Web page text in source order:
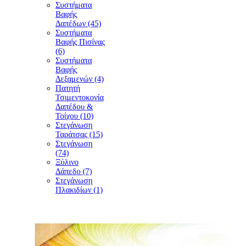
Συστήματα
Βαφής
Δαπέδων (45)
Συστήματα
Βαφής Πισίνας
(6)
Συστήματα
Βαφής
Δεξαμενών (4)
Πατητή
Τσιμεντοκονία
Δαπέδου &
Τοίχου (10)
Στεγάνωση
Ταράτσας (15)
Στεγάνωση
(74)
Ξύλινο
Δάπεδο (7)
Στεγάνωση
Πλακιδίων (1)